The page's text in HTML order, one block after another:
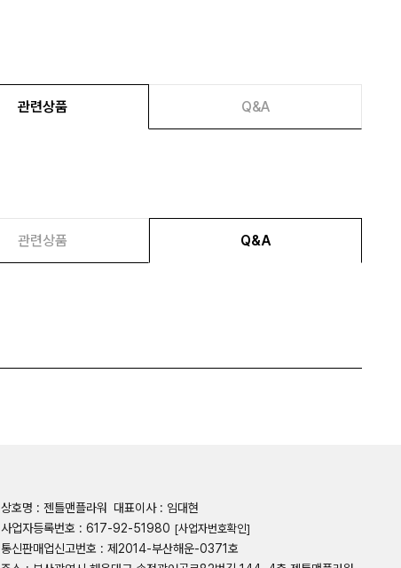
관련상품 Q&A
관련상품 Q&A
상호명 : 젠틀맨플라워 대표이사 : 임대현
사업자등록번호 : 617-92-51980 [사업자번호확인]
통신판매업신고번호 : 제2014-부산해운-0371호